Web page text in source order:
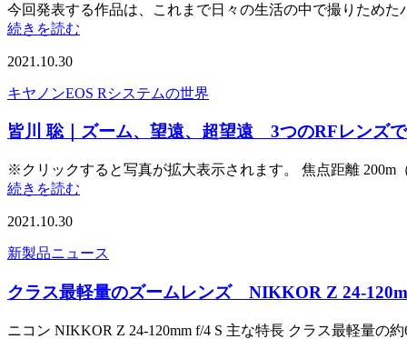
今回発表する作品は、これまで日々の生活の中で撮りため
続きを読む
2021.10.30
キヤノンEOS Rシステムの世界
皆川 聡｜ズーム、望遠、超望遠 3つのRFレンズ
※クリックすると写真が拡大表示されます。 焦点距離 200m（
続きを読む
2021.10.30
新製品ニュース
クラス最軽量のズームレンズ NIKKOR Z 24-
ニコン NIKKOR Z 24-120mm f/4 S 主な特長 クラス最軽量の